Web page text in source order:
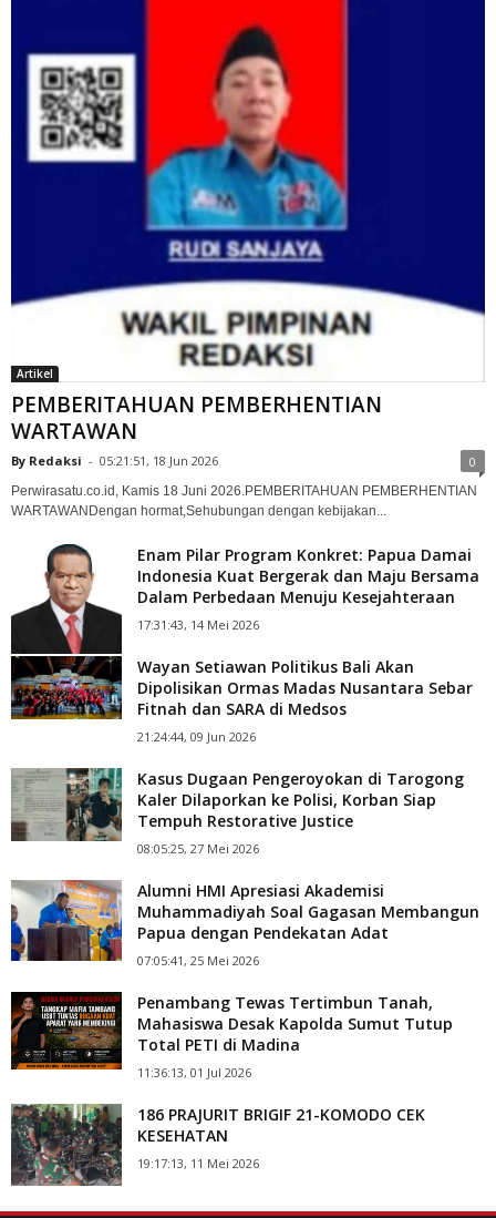
Artikel
PEMBERITAHUAN PEMBERHENTIAN
WARTAWAN
By Redaksi - 05:21:51, 18 Jun 2026 0
‎Perwirasatu.co.id, Kamis 18 Juni 2026.‎PEMBERITAHUAN PEMBERHENTIAN
WARTAWAN‎Dengan hormat,‎Sehubungan dengan kebijakan...
Enam Pilar Program Konkret: Papua Damai
Indonesia Kuat Bergerak dan Maju Bersama
Dalam Perbedaan Menuju Kesejahteraan
17:31:43, 14 Mei 2026
Wayan Setiawan Politikus Bali Akan
Dipolisikan Ormas Madas Nusantara Sebar
Fitnah dan SARA di Medsos
21:24:44, 09 Jun 2026
Kasus Dugaan Pengeroyokan di Tarogong
Kaler Dilaporkan ke Polisi, Korban Siap
Tempuh Restorative Justice
08:05:25, 27 Mei 2026
Alumni HMI Apresiasi Akademisi
Muhammadiyah Soal Gagasan Membangun
Papua dengan Pendekatan Adat
07:05:41, 25 Mei 2026
Penambang Tewas Tertimbun Tanah,
Mahasiswa Desak Kapolda Sumut Tutup
Total PETI di Madina
11:36:13, 01 Jul 2026
186 PRAJURIT BRIGIF 21-KOMODO CEK
KESEHATAN
19:17:13, 11 Mei 2026